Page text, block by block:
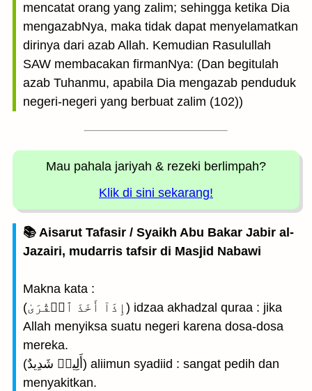
mencatat orang yang zalim; sehingga ketika Dia
mengazabNya, maka tidak dapat menyelamatkan
dirinya dari azab Allah. Kemudian Rasulullah
SAW membacakan firmanNya: (Dan begitulah
azab Tuhanmu, apabila Dia mengazab penduduk
negeri-negeri yang berbuat zalim (102))
Mau pahala jariyah & rezeki berlimpah?
Klik di sini sekarang!
📚 Aisarut Tafasir / Syaikh Abu Bakar Jabir al-
Jazairi, mudarris tafsir di Masjid Nabawi
Makna kata :
(إِذَآ أَخَذَ ٱلۡقُرَىٰ) idzaa akhadzal quraa : jika
Allah menyiksa suatu negeri karena dosa-dosa
mereka.
(أَلِيمٞ شَدِيدٌ) aliimun syadiid : sangat pedih dan
menyakitkan.